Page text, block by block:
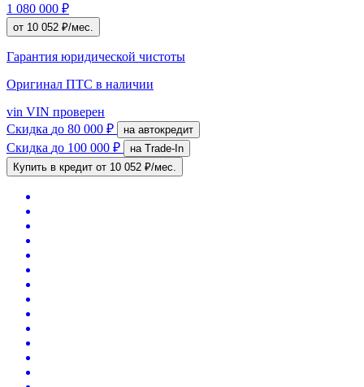
1 080 000 ₽
от 10 052 ₽/мес.
Гарантия юридической чистоты
Оригинал ПТС в наличии
vin VIN проверен
Скидка до 80 000 ₽ на автокредит
Скидка до 100 000 ₽
на Trade-In
Купить в кредит от 10 052 ₽/мес.